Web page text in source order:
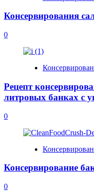
Консервирования
0
Рецепт
литровых банках с
0
Консервирование
0